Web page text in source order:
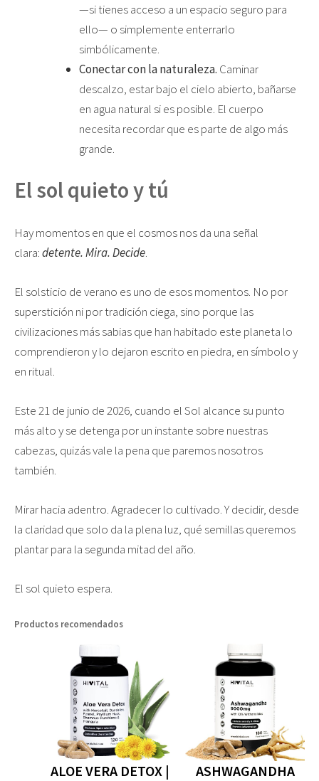
—si tienes acceso a un espacio seguro para
ello— o simplemente enterrarlo
simbólicamente.
Conectar con la naturaleza. Caminar
descalzo, estar bajo el cielo abierto, bañarse
en agua natural si es posible. El cuerpo
necesita recordar que es parte de algo más
grande.
El sol quieto y tú
Hay momentos en que el cosmos nos da una señal
clara:detente. Mira. Decide.
El solsticio de verano es uno de esos momentos. No por
superstición ni por tradición ciega, sino porque las
civilizaciones más sabias que han habitado este planeta lo
comprendieron y lo dejaron escrito en piedra, en símbolo y
en ritual.
Este 21 de junio de 2026, cuando el Sol alcance su punto
más alto y se detenga por un instante sobre nuestras
cabezas, quizás vale la pena que paremos nosotros
también.
Mirar hacia adentro. Agradecer lo cultivado. Y decidir, desde
la claridad que solo da la plena luz, qué semillas queremos
plantar para la segunda mitad del año.
El sol quieto espera.
Productos recomendados
ALOE VERA DETOX |
ASHWAGANDHA